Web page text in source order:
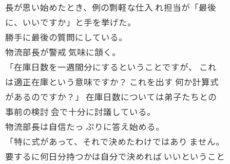
長が思い始めたとき、例の剽軽な仕入 れ担当が「最後
に、いいですか」と手を挙げた。
勝手に最後の質問にしている。
物流部長が警戒 気味に頷く。
「在庫日数を一週間分にするということですが、 これ
は適正在庫という意味ですか？ これを出す 何か計算式
があるのですか？」 在庫日数については弟子たちとの
事前の検討 会で十分に討議している。
物流部長は自信たっ ぷりに答え始める。
「特に式があって、それで決めたわけではあり ません。
要するに何日分持つかは自分で決めれば いいということ